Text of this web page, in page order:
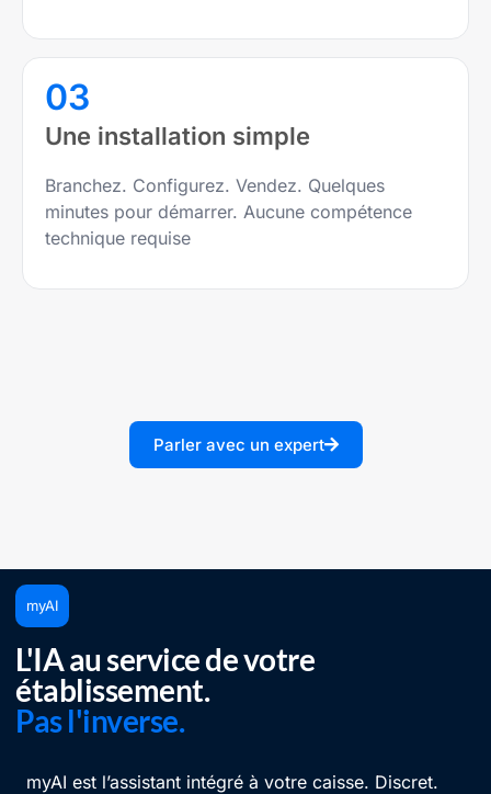
03
Une installation simple
Branchez. Configurez. Vendez. Quelques
minutes pour démarrer. Aucune compétence
technique requise
Parler avec un expert
myAI
L'IA au service de votre
établissement.
Pas l'inverse.
myAI est l’assistant intégré à votre caisse. Discret.